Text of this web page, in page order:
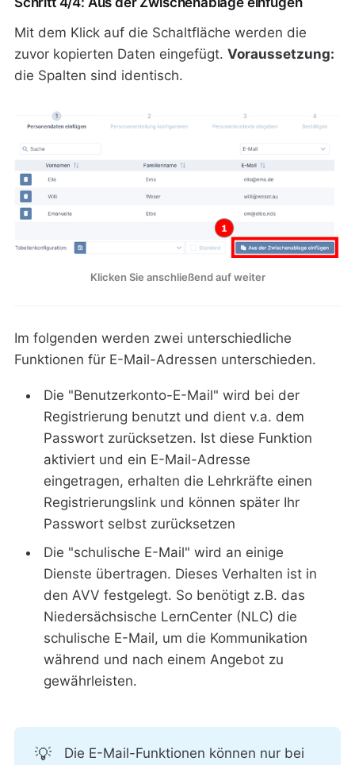
Mit dem Klick auf die Schaltfläche werden die
zuvor kopierten Daten eingefügt. Voraussetzung:
die Spalten sind identisch.
Klicken Sie anschließend auf weiter
Im folgenden werden zwei unterschiedliche
Funktionen für E-Mail-Adressen unterschieden.
Die "Benutzerkonto-E-Mail" wird bei der
Registrierung benutzt und dient v.a. dem
Passwort zurücksetzen. Ist diese Funktion
aktiviert und ein E-Mail-Adresse
eingetragen, erhalten die Lehrkräfte einen
Registrierungslink und können später Ihr
Passwort selbst zurücksetzen
Die "schulische E-Mail" wird an einige
Dienste übertragen. Dieses Verhalten ist in
den AVV festgelegt. So benötigt z.B. das
Niedersächsische LernCenter (NLC) die
schulische E-Mail, um die Kommunikation
während und nach einem Angebot zu
gewährleisten.
💡
Die E-Mail-Funktionen können nur bei